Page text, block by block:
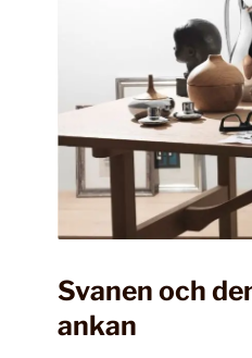
Svanen och
ankan